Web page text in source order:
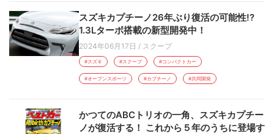
スズキカプチーノ26年ぶり復活の可能性!?
1.3Lターボ搭載の新型開発中！
2024年06月17日 / スクープ
#スズキ #スクープ #コンパクトカー
#オープンスポーツ #カプチーノ #共同開発
かつてのABCトリオの一角、スズキカプチー
ノが復活する！ これから５年のうちに登場す